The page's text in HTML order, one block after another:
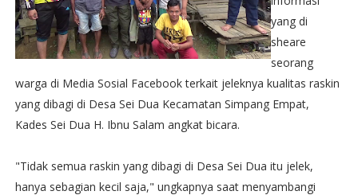
yang di
sheare
seorang
warga di Media Sosial Facebook terkait jeleknya kualitas raskin
yang dibagi di Desa Sei Dua Kecamatan Simpang Empat,
Kades Sei Dua H. Ibnu Salam angkat bicara.
"Tidak semua raskin yang dibagi di Desa Sei Dua itu jelek,
hanya sebagian kecil saja," ungkapnya saat menyambangi